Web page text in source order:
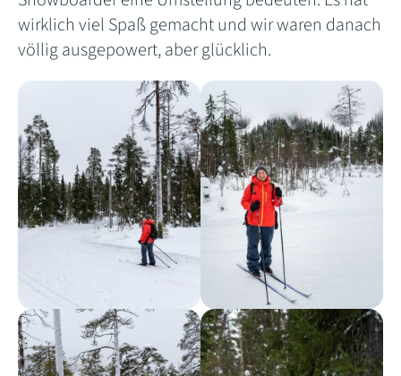
wirklich viel Spaß gemacht und wir waren danach
völlig ausgepowert, aber glücklich.